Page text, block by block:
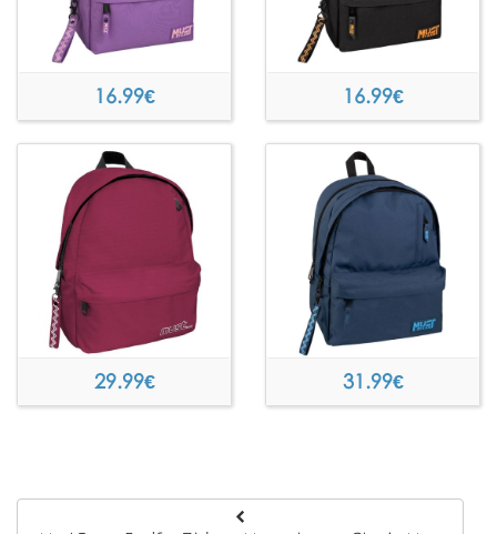
16.99€ 16.99€
29.99€ 31.99€